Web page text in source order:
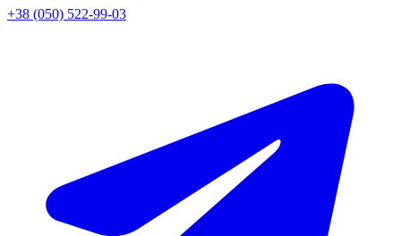
+38 (050) 522-99-03